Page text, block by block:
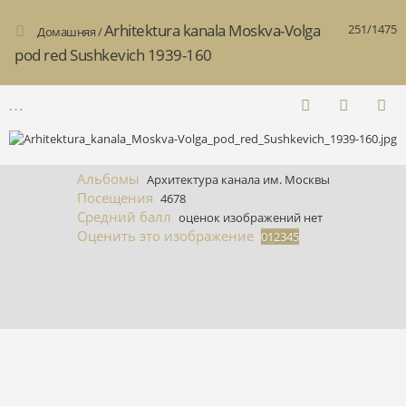
251/1475
Домашняя/Arhitektura kanala Moskva-Volga
pod red Sushkevich 1939-160
Альбомы Архитектура канала им. Москвы
Посещения 4678
Средний балл оценок изображений нет
Оценить это изображение